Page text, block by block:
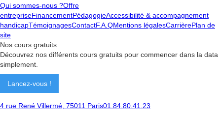
Qui sommes-nous ?Offre
entrepriseFinancementPédagogieAccessibilité & accompagnement
handicapTémoignagesContactF.A.QMentions légalesCarrièrePlan de
site
Nos cours gratuits
Découvrez nos différents cours gratuits pour commencer dans la data
simplement.
Lancez-vous !
4 rue René Villermé, 75011 Paris01.84.80.41.23